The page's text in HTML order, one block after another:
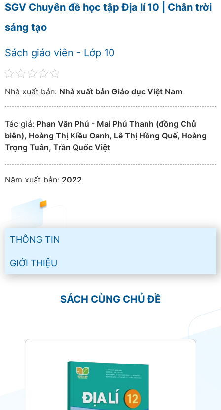
SGV Chuyên đề học tập Địa lí 10 | Chân trời
sáng tạo
Sách giáo viên - Lớp 10
Nhà xuất bản: Nhà xuất bản Giáo dục Việt Nam
Tác giả: Phan Văn Phú - Mai Phú Thanh (đồng Chủ
biên), Hoàng Thị Kiều Oanh, Lê Thị Hồng Quế, Hoàng
Trọng Tuân, Trần Quốc Việt
Năm xuất bản: 2022
THÔNG TIN
GIỚI THIỆU
SÁCH CÙNG CHỦ ĐỀ